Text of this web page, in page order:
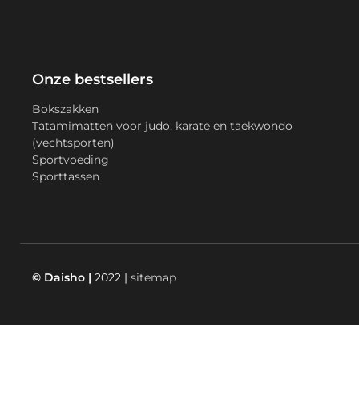
Onze bestsellers
Bokszakken
Tatamimatten voor judo, karate en taekwondo
(vechtsporten)
Sportvoeding
Sporttassen
© Daisho | 2022 |sitemap